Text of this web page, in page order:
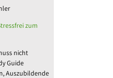
zum
nicht
Guide
Auszubildende